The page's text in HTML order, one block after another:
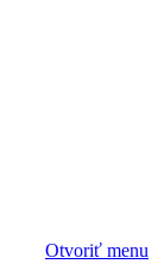
Otvoriť menu